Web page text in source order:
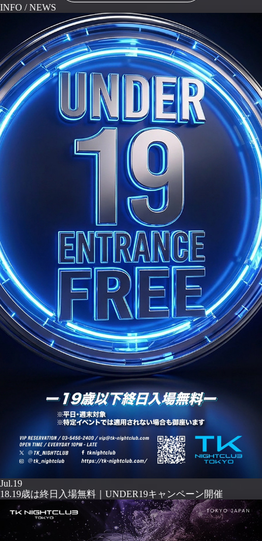
INFO / NEWS
Jul.19
18.19歳は終日入場無料｜UNDER19キャンペーン開催